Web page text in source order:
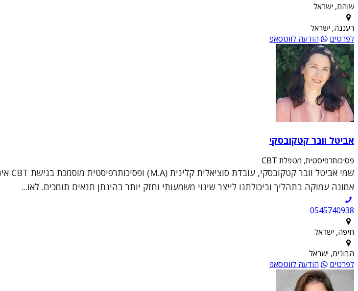
שוהם, ישראל
רעננה, ישראל
לפרטים
הודעה לווטסאפ
אביטל וובר קטקובסקי
פסיכותרפיסטית, מטפלת CBT
אמונה עמוקה בתהליך וביכולתנו לייצר שינוי משמעותי וחזק יותר בהינתן תנאים תומכים. לאו...
0545740938
חיפה, ישראל
הבונים, ישראל
לפרטים
הודעה לווטסאפ